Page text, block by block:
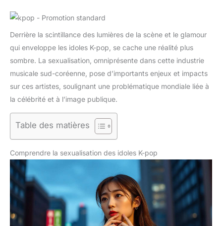
Derrière la scintillance des lumières de la scène et le glamour
qui enveloppe les idoles K-pop, se cache une réalité plus
sombre. La sexualisation, omniprésente dans cette industrie
musicale sud-coréenne, pose d’importants enjeux et impacts
sur ces artistes, soulignant une problématique mondiale liée à
la célébrité et à l’image publique.
Table des matières
Comprendre la sexualisation des idoles K-pop